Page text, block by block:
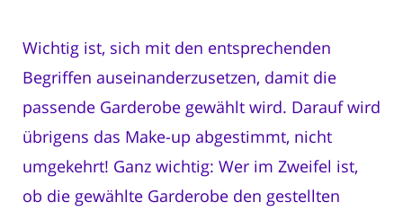
Wichtig ist, sich mit den entsprechenden
Begriffen auseinanderzusetzen, damit die
passende Garderobe gewählt wird. Darauf wird
übrigens das Make-up abgestimmt, nicht
umgekehrt! Ganz wichtig: Wer im Zweifel ist,
ob die gewählte Garderobe den gestellten